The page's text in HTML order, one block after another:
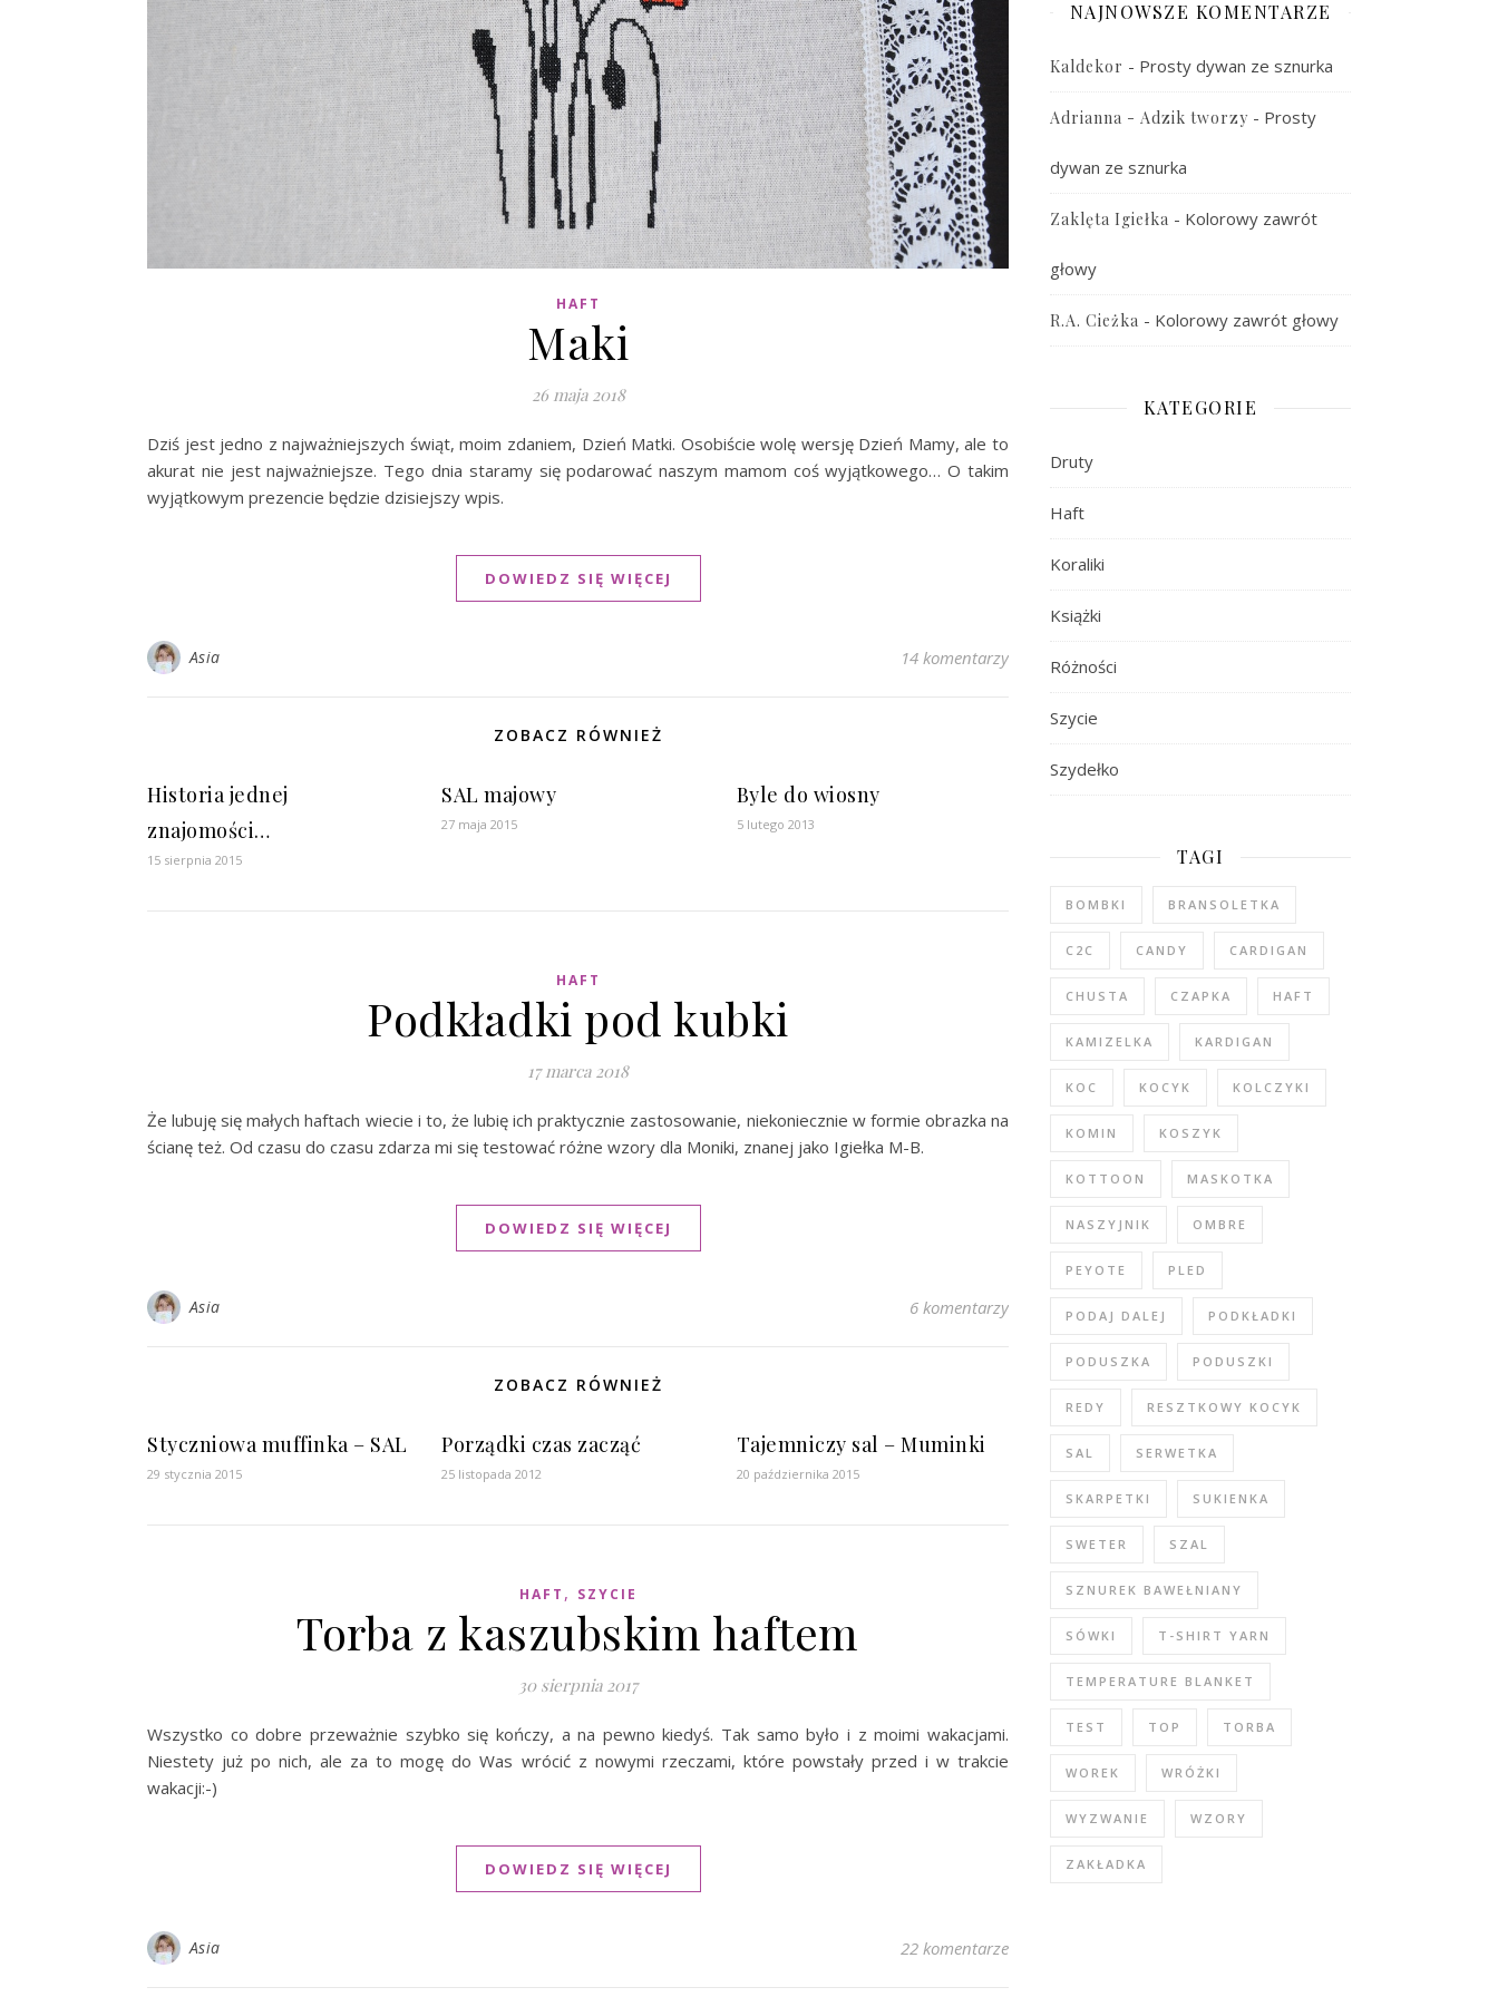
HAFT
Maki
26 maja 2018
Dziś jest jedno z najważniejszych świąt, moim zdaniem, Dzień Matki. Osobiście wolę wersję Dzień Mamy, ale to
akurat nie jest najważniejsze. Tego dnia staramy się podarować naszym mamom coś wyjątkowego… O takim
wyjątkowym prezencie będzie dzisiejszy wpis.
DOWIEDZ SIĘ WIĘCEJ
Asia 14 komentarzy
ZOBACZ RÓWNIEŻ
Historia jednej
znajomości…
15 sierpnia 2015
SAL majowy
27 maja 2015
Byle do wiosny
5 lutego 2013
HAFT
Podkładki pod kubki
17 marca 2018
Że lubuję się małych haftach wiecie i to, że lubię ich praktycznie zastosowanie, niekoniecznie w formie obrazka na
ścianę też. Od czasu do czasu zdarza mi się testować różne wzory dla Moniki, znanej jako Igiełka M-B.
DOWIEDZ SIĘ WIĘCEJ
Asia 6 komentarzy
ZOBACZ RÓWNIEŻ
Styczniowa muffinka – SAL
29 stycznia 2015
Porządki czas zacząć
25 listopada 2012
Tajemniczy sal – Muminki
20 października 2015
HAFT , SZYCIE
Torba z kaszubskim haftem
30 sierpnia 2017
Wszystko co dobre przeważnie szybko się kończy, a na pewno kiedyś. Tak samo było i z moimi wakacjami.
Niestety już po nich, ale za to mogę do Was wrócić z nowymi rzeczami, które powstały przed i w trakcie
wakacji:-)
DOWIEDZ SIĘ WIĘCEJ
Asia 22 komentarze
NAJNOWSZE KOMENTARZE
Kaldekor - Prosty dywan ze sznurka
Adrianna - Adzik tworzy - Prosty
dywan ze sznurka
Zaklęta Igiełka - Kolorowy zawrót
głowy
R.A. Cieżka - Kolorowy zawrót głowy
KATEGORIE
Druty
Haft
Koraliki
Książki
Różności
Szycie
Szydełko
TAGI
BOMBKI BRANSOLETKA
C2C CANDY CARDIGAN
CHUSTA CZAPKA HAFT
KAMIZELKA KARDIGAN
KOC KOCYK KOLCZYKI
KOMIN KOSZYK
KOTTOON MASKOTKA
NASZYJNIK OMBRE
PEYOTE PLED
PODAJ DALEJ PODKŁADKI
PODUSZKA PODUSZKI
REDY RESZTKOWY KOCYK
SAL SERWETKA
SKARPETKI SUKIENKA
SWETER SZAL
SZNUREK BAWEŁNIANY
SÓWKI T-SHIRT YARN
TEMPERATURE BLANKET
TEST TOP TORBA
WOREK WRÓŻKI
WYZWANIE WZORY
ZAKŁADKA